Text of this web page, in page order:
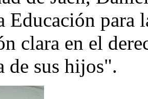
Educación para
clara en el
de sus hijos".